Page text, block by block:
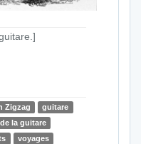
Zigzag
guitare
la guitare
voyages